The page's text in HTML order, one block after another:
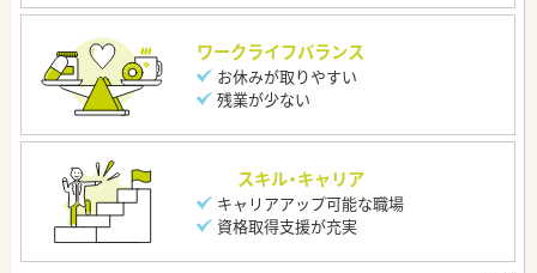
ワークライフバランス
お休みが取りやすい
残業が少ない
スキル・キャリア
キャリアアップ可能な職場
資格取得支援が充実